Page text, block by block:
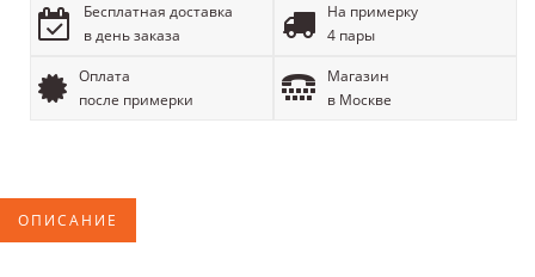
Бесплатная доставка
в день заказа
На примерку
4 пары
Оплата
после примерки
Магазин
в Москве
ОПИСАНИЕ